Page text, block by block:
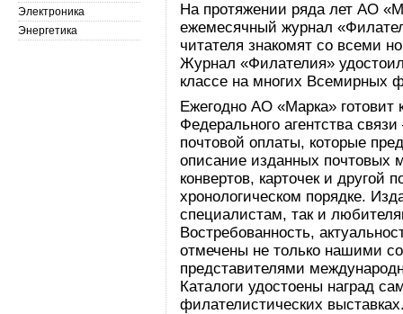
На протяжении ряда лет АО
ежемесячный журнал
читателя знакомят со всеми
Журнал «Филателия»
классе на многих Всемирных
Ежегодно АО «Марка»
Федерального агентства
почтовой оплаты, которые
описание изданных почтовых
конвертов, карточек и другой
хронологическом порядке.
специалистам, так и
Востребованность,
отмечены не только нашими
представителями
Каталоги удостоены наград
филателистических
Электроника
Энергетика